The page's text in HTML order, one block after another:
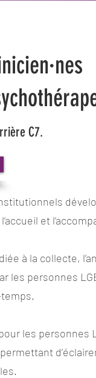
C7.
et
à la collecte,
les personnes
les personnes